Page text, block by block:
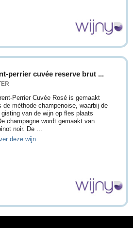
perrier cuvée reserve brut ...
Perrier Cuvée Rosé is gemaakt
de méthode champenoise, waarbij de
gisting van de wijn op fles plaats
champagne wordt gemaakt van
noir. De ...
deze wijn